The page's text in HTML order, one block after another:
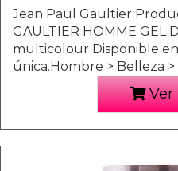
Jean Paul Gaultier
GAULTIER HOMME GEL
multicolour Disponible
única.Hombre > Belleza
Ver